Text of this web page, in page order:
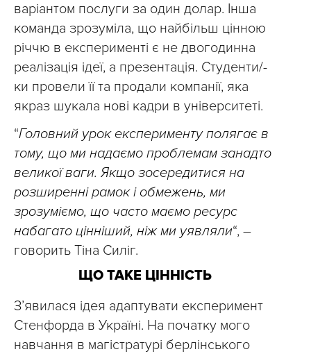
варіантом послуги за один долар. Інша
команда зрозуміла, що найбільш цінною
річчю в експерименті є не двогодинна
реалізація ідеї, а презентація. Студенти/-
ки провели її та продали компанії, яка
якраз шукала нові кадри в університеті.
“Головний урок експерименту полягає в
тому, що ми надаємо проблемам занадто
великої ваги. Якщо зосередитися на
розширенні рамок і обмежень, ми
зрозуміємо, що часто маємо ресурс
набагато цінніший, ніж ми уявляли“, –
говорить Тіна Силіг.
ЩО ТАКЕ ЦІННІСТЬ
З’явилася ідея адаптувати експеримент
Стенфорда в Україні. На початку мого
навчання в магістратурі берлінського